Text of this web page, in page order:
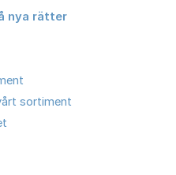
nya rätter
sortiment